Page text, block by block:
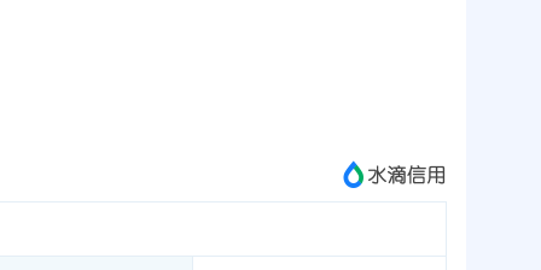
成为vip查看